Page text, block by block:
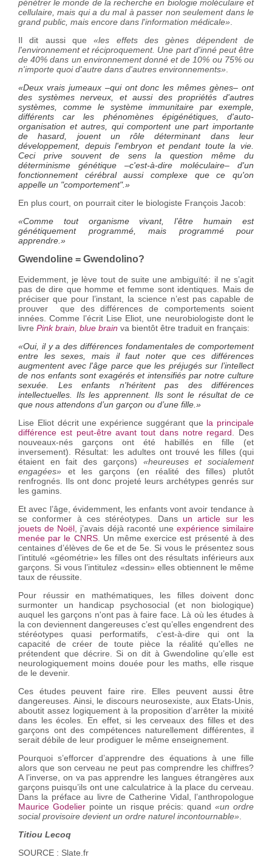
pénétrer le monde de la recherche en biologie moléculaire et
cellulaire, mais qui a du mal à passer non seulement dans le
grand public, mais encore dans l'information médicale»
Il dit aussi que«les effets des gènes dépendent de
l'environnement et réciproquement. Une part d'inné peut être
de 40% dans un environnement donné et de 10% ou 75% ou
n'importe quoi d'autre dans d'autres environnements»
«Deux vrais jumeaux –qui ont donc les mêmes gènes– ont
des systèmes nerveux, et aussi des propriétés d'autres
systèmes, comme le système immunitaire par exemple,
différents car les phénomènes épigénétiques, d'auto-
organisation et autres, qui comportent une part importante
de hasard, jouent un rôle déterminant dans leur
développement, depuis l'embryon et pendant toute la vie.
Ceci prive souvent de sens la question même du
déterminisme génétique –c'est-à-dire moléculaire– d'un
fonctionnement cérébral aussi complexe que ce qu'on
appelle un "comportement".»
En plus court, on pourrait citer le biologiste François Jacob:
«Comme tout organisme vivant, l’être humain est
génétiquement programmé, mais programmé pour
apprendre.»
Gwendoline = Gwendolino?
Evidemment, je lève tout de suite une ambiguïté: il ne s’agit
pas de dire que homme et femme sont identiques. Mais de
préciser que pour l’instant, la science n’est pas capable de
prouver que des différences de comportements soient
innées. Comme l’écrit Lise Eliot, une neurobiologiste dont le
livre Pink brain, blue brain va bientôt être traduit en français:
«Oui, il y a des différences fondamentales de comportement
entre les sexes, mais il faut noter que ces différences
augmentent avec l'âge parce que les préjugés sur l’intellect
de nos enfants sont exagérés et intensifiés par notre culture
sexuée. Les enfants n'héritent pas des différences
intellectuelles. Ils les apprennent. Ils sont le résultat de ce
que nous attendons d’un garçon ou d’une fille.»
Lise Eliot décrit une expérience suggérant que la principale
différence est peut-être avant tout dans notre regard . Des
nouveaux-nés garçons ont été habillés en fille (et
inversement). Résultat: les adultes ont trouvé les filles (qui
étaient en fait des garçons) «heureuses et socialement
engagées» et les garçons (en réalité des filles) plutôt
renfrognés. Ils ont donc projeté leurs archétypes genrés sur
les gamins.
Et avec l’âge, évidemment, les enfants vont avoir tendance à
se conformer à ces stéréotypes. Dans un article sur les
jouets de Noël , j’avais déjà raconté une expérience similaire
menée par le CNRS. Un même exercice est présenté à des
centaines d’élèves de 6e et de 5e. Si vous le présentez sous
l’intitulé «géométrie» les filles ont des résultats inférieurs aux
garçons. Si vous l’intitulez «dessin» elles obtiennent le même
taux de réussite.
Pour réussir en mathématiques, les filles doivent donc
surmonter un handicap psychosocial (et non biologique)
auquel les garçons n'ont pas à faire face. Là où les études à
la con deviennent dangereuses c’est qu’elles engendrent des
stéréotypes quasi performatifs, c’est-à-dire qui ont la
capacité de créer de toute pièce la réalité qu'elles ne
prétendent que décrire. Si on dit à Gwendoline qu’elle est
neurologiquement moins douée pour les maths, elle risque
de le devenir.
Ces études peuvent faire rire. Elles peuvent aussi être
dangereuses. Ainsi, le discours neurosexiste, aux Etats-Unis,
aboutit assez logiquement à la proposition d’arrêter la mixité
dans les écoles. En effet, si les cerveaux des filles et des
garçons ont des compétences naturellement différentes, il
serait débile de leur prodiguer le même enseignement.
Pourquoi s’efforcer d’apprendre des équations à une fille
alors que son cerveau ne peut pas comprendre les chiffres?
A l’inverse, on va pas apprendre les langues étrangères aux
garçons puisqu’ils ont une calculatrice à la place du cerveau.
Dans la préface au livre de Catherine Vidal, l’anthropologue
Maurice Godelier pointe un risque précis: quand «un ordre
social provisoire devient un ordre naturel incontournable»
Titiou Lecoq
SOURCE : Slate.fr